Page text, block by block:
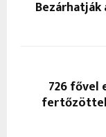
726